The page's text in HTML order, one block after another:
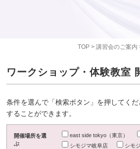
TOP> 講習会のご案内
ワークショップ・体験教室
条件を選んで「検索ボタン」を押してく
することができます。
開催場所を選
ぶ
east side tokyo（東京）
シモジマ岐阜店
シモ